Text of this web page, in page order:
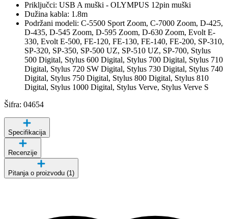
Priključci: USB A muški - OLYMPUS 12pin muški
Dužina kabla: 1.8m
Podržani modeli: C-5500 Sport Zoom, C-7000 Zoom, D-425,
D-435, D-545 Zoom, D-595 Zoom, D-630 Zoom, Evolt E-
330, Evolt E-500, FE-120, FE-130, FE-140, FE-200, SP-310,
SP-320, SP-350, SP-500 UZ, SP-510 UZ, SP-700, Stylus
500 Digital, Stylus 600 Digital, Stylus 700 Digital, Stylus 710
Digital, Stylus 720 SW Digital, Stylus 730 Digital, Stylus 740
Digital, Stylus 750 Digital, Stylus 800 Digital, Stylus 810
Digital, Stylus 1000 Digital, Stylus Verve, Stylus Verve S
Šifra: 04654
Specifikacija
Recenzije
Pitanja o proizvodu (1)